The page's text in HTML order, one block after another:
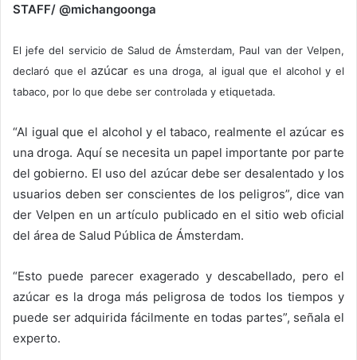
STAFF/ @michangoonga
El jefe del servicio de Salud de Ámsterdam, Paul van der Velpen,
declaró que elazúcar es una droga, al igual que el alcohol y el
tabaco, por lo que debe ser controlada y etiquetada.
“Al igual que el alcohol y el tabaco, realmente el azúcar es
una droga. Aquí se necesita un papel importante por parte
del gobierno. El uso del azúcar debe ser desalentado y los
usuarios deben ser conscientes de los peligros”, dice van
der Velpen en un artículo publicado en el sitio web oficial
del área de Salud Pública de Ámsterdam.
“Esto puede parecer exagerado y descabellado, pero el
azúcar es la droga más peligrosa de todos los tiempos y
puede ser adquirida fácilmente en todas partes”, señala el
experto.